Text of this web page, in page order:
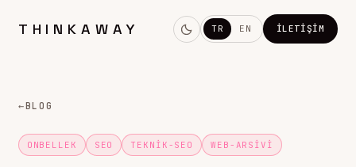
THINKAWAY TR EN İLETIŞIM
←BLOG
ONBELLEK SEO TEKNIK-SEO WEB-ARSIVI